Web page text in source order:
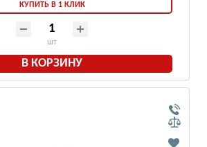
КУПИТЬ В 1 КЛИК
шт
В КОРЗИНУ